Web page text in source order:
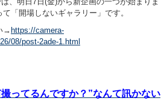
「開場しないギャラリー」です。
→ https://camera-
08/post-2ade-1.html
ってるんですか？”なんて訊かない